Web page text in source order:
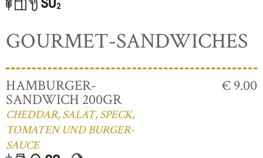
GOURMET-SANDWICHES
HAMBURGER-
SANDWICH 200GR
CHEDDAR, SALAT, SPECK,
TOMATEN UND BURGER-
SAUCE
€ 9.00